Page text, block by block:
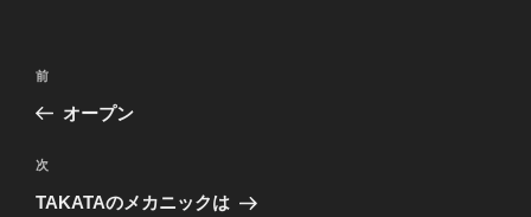
投
ビ
ゲ
前
の
稿
前
オープン
次
の
次
TAKATAのメカニックは